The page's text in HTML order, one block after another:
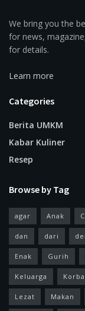
We bring you the
for news,
for details.
Learn more
Categories
Berita UMKM
Kabar Kuliner
Resep
Browse by Tag
agar Anak
dan dari
Enak Gurih
Keluarga
Lezat Makan